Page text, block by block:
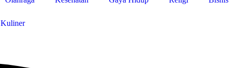
Kuliner